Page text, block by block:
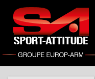
Parcourir
Arrivages
Nouveautés
Fermer